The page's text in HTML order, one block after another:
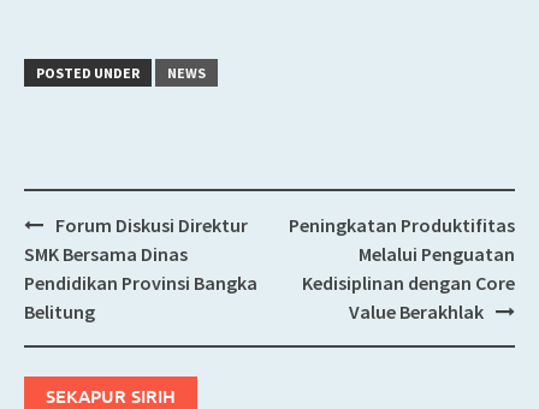
POSTED UNDER NEWS
Post
navigation
Forum Diskusi Direktur
SMK Bersama Dinas
Pendidikan Provinsi Bangka
Belitung
Peningkatan Produktifitas
Melalui Penguatan
Kedisiplinan dengan Core
Value Berakhlak
SEKAPUR SIRIH